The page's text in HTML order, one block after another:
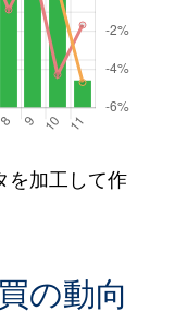
を加工して作
の動向